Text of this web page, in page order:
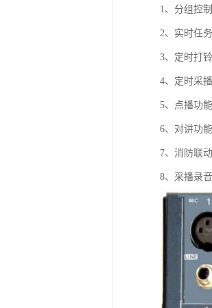
1、分组控
2、实时任
3、定时打
4、定时采
5、点播功
6、对讲功
7、消防联
8、采播录